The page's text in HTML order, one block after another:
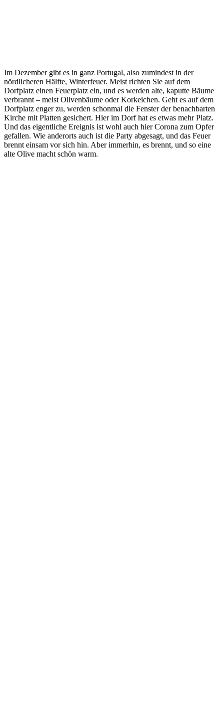
Im Dezember gibt es in ganz Portugal, also zumindest in der
nördlicheren Hälfte, Winterfeuer. Meist richten Sie auf dem
Dorfplatz einen Feuerplatz ein, und es werden alte, kaputte Bäume
verbrannt – meist Olivenbäume oder Korkeichen. Geht es auf dem
Dorfplatz enger zu, werden schonmal die Fenster der benachbarten
Kirche mit Platten gesichert. Hier im Dorf hat es etwas mehr Platz.
Und das eigentliche Ereignis ist wohl auch hier Corona zum Opfer
gefallen. Wie anderorts auch ist die Party abgesagt, und das Feuer
brennt einsam vor sich hin. Aber immerhin, es brennt, und so eine
alte Olive macht schön warm.